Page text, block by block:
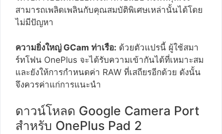
สามารถเพลิดเพลินกับคุณสมบัติพิเศษเหล่านั้นได้โดย
ไม่มีปัญหา
ความยิ่งใหญ่ GCam ท่าเรือ: ด้วยตัวแปรนี้ ผู้ใช้สมา
ร์ทโฟน OnePlus จะได้รับความเข้ากันได้ที่เหมาะสม
และยังให้การกำหนดค่า RAW ที่เสถียรอีกด้วย ดังนั้น
จึงควรค่าแก่การแนะนำ
ดาวน์โหลด Google Camera Port
สำหรับ OnePlus Pad 2